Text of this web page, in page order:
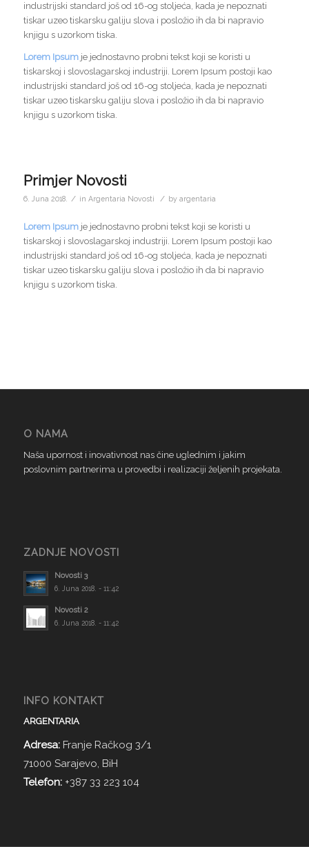
industrijski standard još od 16-og stoljeća, kada je nepoznati
tiskar uzeo tiskarsku galiju slova i posložio ih da bi napravio
knjigu s uzorkom tiska.
Lorem Ipsumje jednostavno probni tekst koji se koristi u
tiskarskoj i slovoslagarskoj industriji. Lorem Ipsum postoji kao
industrijski standard još od 16-og stoljeća, kada je nepoznati
tiskar uzeo tiskarsku galiju slova i posložio ih da bi napravio
knjigu s uzorkom tiska.
Primjer Novosti
6. Juna 2018. / in Argentaria Novosti / by argentaria
Lorem Ipsumje jednostavno probni tekst koji se koristi u
tiskarskoj i slovoslagarskoj industriji. Lorem Ipsum postoji kao
industrijski standard još od 16-og stoljeća, kada je nepoznati
tiskar uzeo tiskarsku galiju slova i posložio ih da bi napravio
knjigu s uzorkom tiska.
O NAMA
Naša upornost i inovativnost nas čine uglednim i jakim
poslovnim partnerima u provedbi i realizaciji željenih projekata.
ZADNJE NOVOSTI
Novosti 3
6. Juna 2018. - 11:42
Novosti 2
6. Juna 2018. - 11:42
INFO KONTAKT
ARGENTARIA
Adresa: Franje Račkog 3/1
71000 Sarajevo, BiH
Telefon: +387 33 223 104